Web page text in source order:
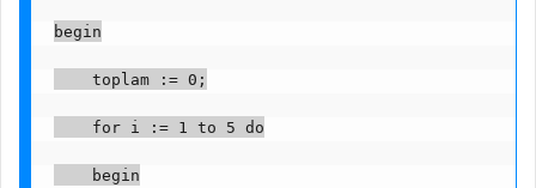
begin
    toplam := 0;
    for i := 1 to 5 do
    begin